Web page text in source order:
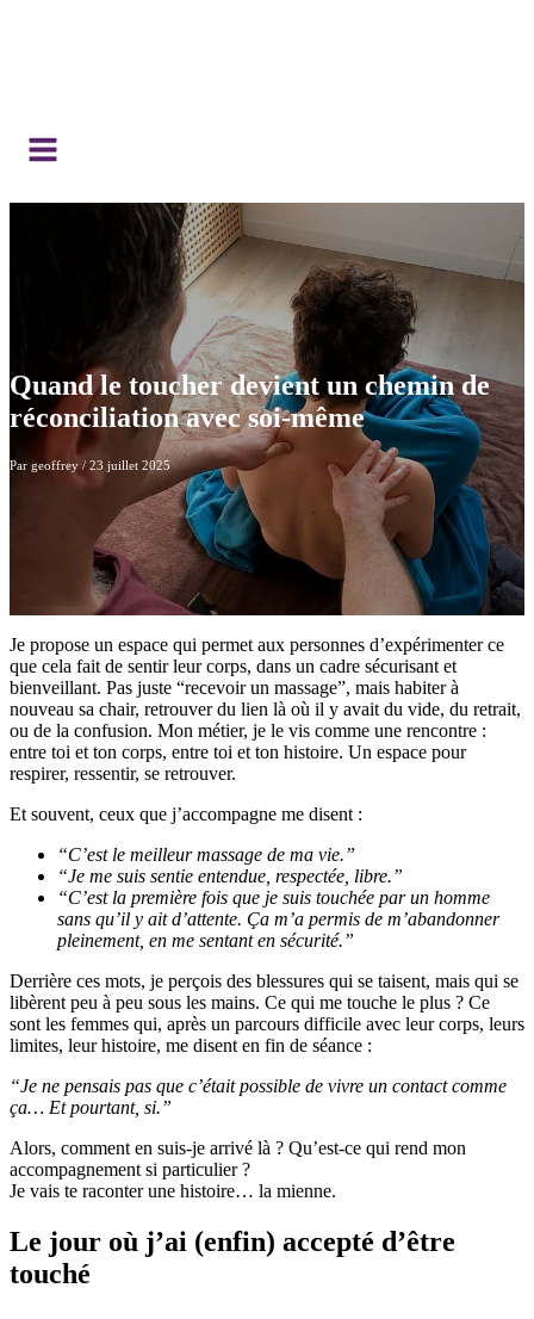
Quand le toucher devient un chemin de
réconciliation avec soi-même
Par geoffrey / 23 juillet 2025
Je propose un espace qui permet aux personnes d’expérimenter ce
que cela fait de sentir leur corps, dans un cadre sécurisant et
bienveillant. Pas juste “recevoir un massage”, mais habiter à
nouveau sa chair, retrouver du lien là où il y avait du vide, du retrait,
ou de la confusion. Mon métier, je le vis comme une rencontre :
entre toi et ton corps, entre toi et ton histoire. Un espace pour
respirer, ressentir, se retrouver.
Et souvent, ceux que j’accompagne me disent :
“C’est le meilleur massage de ma vie.”
“Je me suis sentie entendue, respectée, libre.”
“C’est la première fois que je suis touchée par un homme
sans qu’il y ait d’attente. Ça m’a permis de m’abandonner
pleinement, en me sentant en sécurité.”
Derrière ces mots, je perçois des blessures qui se taisent, mais qui se
libèrent peu à peu sous les mains. Ce qui me touche le plus ? Ce
sont les femmes qui, après un parcours difficile avec leur corps, leurs
limites, leur histoire, me disent en fin de séance :
“Je ne pensais pas que c’était possible de vivre un contact comme
ça… Et pourtant, si.”
Alors, comment en suis-je arrivé là ? Qu’est-ce qui rend mon
accompagnement si particulier ?
Je vais te raconter une histoire… la mienne.
Le jour où j’ai (enfin) accepté d’être
touché